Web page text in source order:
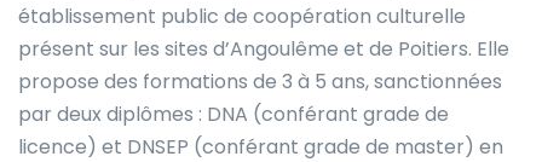
établissement public de coopération culturelle
présent sur les sites d’Angoulême et de Poitiers. Elle
propose des formations de 3 à 5 ans, sanctionnées
par deux diplômes : DNA (conférant grade de
licence) et DNSEP (conférant grade de master) en